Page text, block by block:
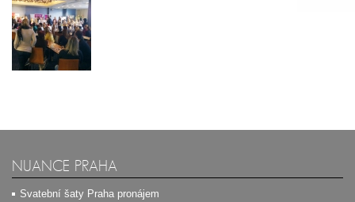
NUANCE PRAHA
Svatební šaty Praha pronájem